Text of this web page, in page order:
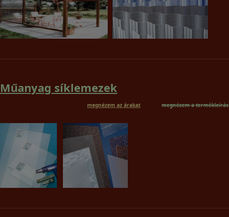
Műanyag síklemezek
megnézem az árakat megnézem a termékleírás